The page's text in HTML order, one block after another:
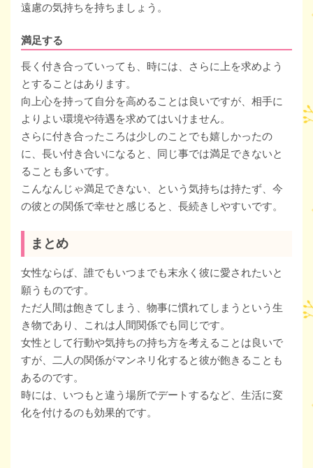
遠慮の気持ちを持ちましょう。
満足する
長く付き合っていっても、時には、さらに上を求めよう
とすることはあります。
向上心を持って自分を高めることは良いですが、相手に
よりよい環境や待遇を求めてはいけません。
さらに付き合ったころは少しのことでも嬉しかったの
に、長い付き合いになると、同じ事では満足できないと
ることも多いです。
こんなんじゃ満足できない、という気持ちは持たず、今
の彼との関係で幸せと感じると、長続きしやすいです。
まとめ
女性ならば、誰でもいつまでも末永く彼に愛されたいと
願うものです。
ただ人間は飽きてしまう、物事に慣れてしまうという生
き物であり、これは人間関係でも同じです。
女性として行動や気持ちの持ち方を考えることは良いで
すが、二人の関係がマンネリ化すると彼が飽きることも
あるのです。
時には、いつもと違う場所でデートするなど、生活に変
化を付けるのも効果的です。